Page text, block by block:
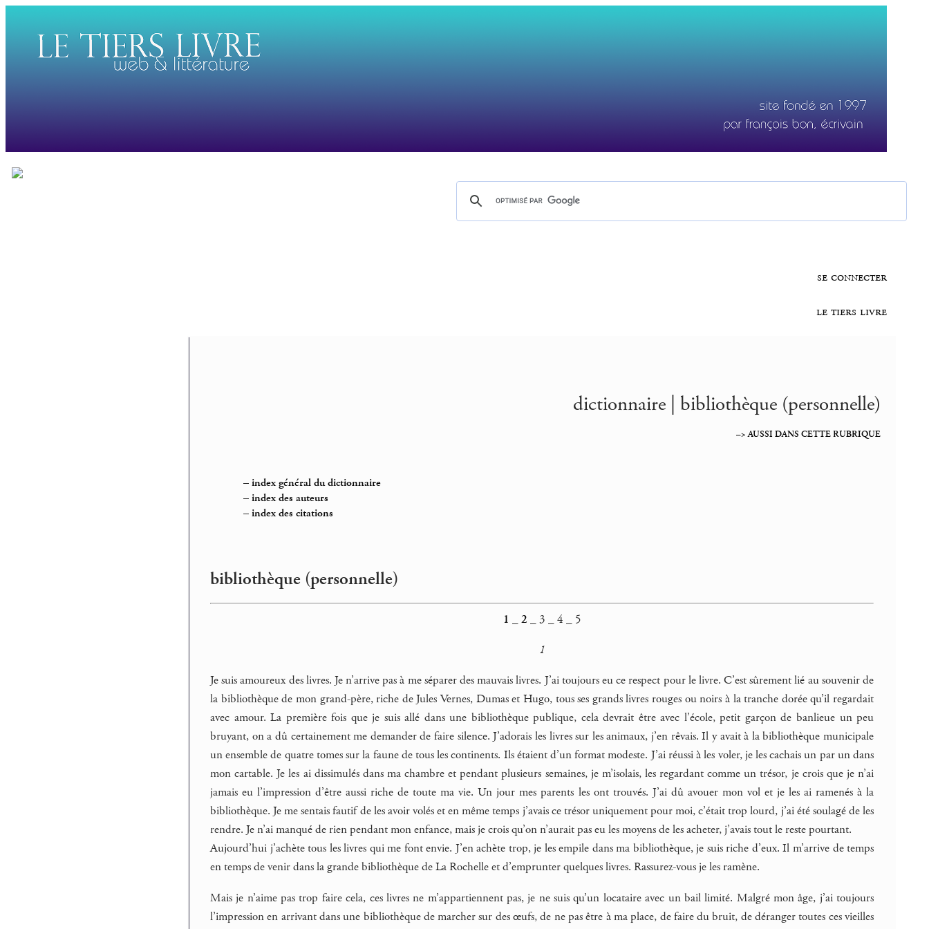
se connecter
le tiers livre
dictionnaire | bibliothèque (personnelle)
–> AUSSI DANS CETTE RUBRIQUE
–index général du dictionnaire
–index des auteurs
–index des citations
bibliothèque (personnelle)
1 2 _ 3 _ 4 _ 5
1
Je suis amoureux des livres. Je n’arrive pas à me séparer des mauvais livres. J’ai toujours eu ce respect pour le livre. C’est sûrement lié au souvenir de
la bibliothèque de mon grand-père, riche de Jules Vernes, Dumas et Hugo, tous ses grands livres rouges ou noirs à la tranche dorée qu’il regardait
avec amour. La première fois que je suis allé dans une bibliothèque publique, cela devrait être avec l’école, petit garçon de banlieue un peu
bruyant, on a dû certainement me demander de faire silence. J’adorais les livres sur les animaux, j’en rêvais. Il y avait à la bibliothèque municipale
un ensemble de quatre tomes sur la faune de tous les continents. Ils étaient d’un format modeste. J’ai réussi à les voler, je les cachais un par un dans
mon cartable. Je les ai dissimulés dans ma chambre et pendant plusieurs semaines, je m’isolais, les regardant comme un trésor, je crois que je n’ai
jamais eu l’impression d’être aussi riche de toute ma vie. Un jour mes parents les ont trouvés. J’ai dû avouer mon vol et je les ai ramenés à la
bibliothèque. Je me sentais fautif de les avoir volés et en même temps j’avais ce trésor uniquement pour moi, c’était trop lourd, j’ai été soulagé de les
rendre. Je n’ai manqué de rien pendant mon enfance, mais je crois qu’on n’aurait pas eu les moyens de les acheter, j’avais tout le reste pourtant.
Aujourd’hui j’achète tous les livres qui me font envie. J’en achète trop, je les empile dans ma bibliothèque, je suis riche d’eux. Il m’arrive de temps
en temps de venir dans la grande bibliothèque de La Rochelle et d’emprunter quelques livres. Rassurez-vous je les ramène.
Mais je n’aime pas trop faire cela, ces livres ne m’appartiennent pas, je ne suis qu’un locataire avec un bail limité. Malgré mon âge, j’ai toujours
l’impression en arrivant dans une bibliothèque de marcher sur des œufs, de ne pas être à ma place, de faire du bruit, de déranger toutes ces vieilles